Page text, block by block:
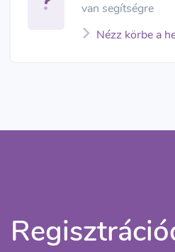
van segítségre
Nézz körbe a